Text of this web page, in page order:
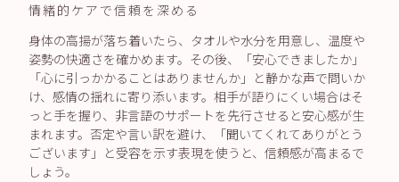
情緒的ケアで信頼を深める
身体の高揚が落ち着いたら、タオルや水分を用意し、温度や
姿勢の快適さを確かめます。その後、「安心できましたか」
「心に引っかかることはありませんか」と静かな声で問いか
け、感情の揺れに寄り添います。相手が語りにくい場合はそ
っと手を握り、非言語のサポートを先行させると安心感が生
まれます。否定や言い訳を避け、「聞いてくれてありがとう
ございます」と受容を示す表現を使うと、信頼感が高まるで
しょう。